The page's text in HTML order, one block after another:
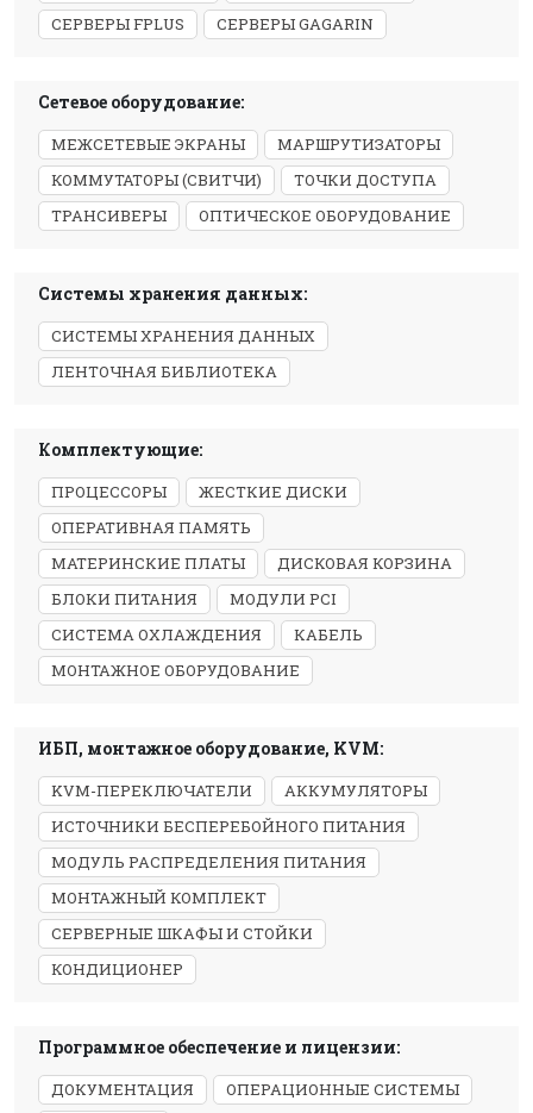
СЕРВЕРЫ FPLUS
СЕРВЕРЫ GAGARIN
Сетевое оборудование:
МЕЖСЕТЕВЫЕ ЭКРАНЫ
МАРШРУТИЗАТОРЫ
КОММУТАТОРЫ (СВИТЧИ)
ТОЧКИ ДОСТУПА
ТРАНСИВЕРЫ
ОПТИЧЕСКОЕ ОБОРУДОВАНИЕ
Системы хранения данных:
СИСТЕМЫ ХРАНЕНИЯ ДАННЫХ
ЛЕНТОЧНАЯ БИБЛИОТЕКА
Комплектующие:
ПРОЦЕССОРЫ
ЖЕСТКИЕ ДИСКИ
ОПЕРАТИВНАЯ ПАМЯТЬ
МАТЕРИНСКИЕ ПЛАТЫ
ДИСКОВАЯ КОРЗИНА
БЛОКИ ПИТАНИЯ
МОДУЛИ PCI
СИСТЕМА ОХЛАЖДЕНИЯ
КАБЕЛЬ
МОНТАЖНОЕ ОБОРУДОВАНИЕ
ИБП, монтажное оборудование, KVM:
KVM-ПЕРЕКЛЮЧАТЕЛИ
АККУМУЛЯТОРЫ
ИСТОЧНИКИ БЕСПЕРЕБОЙНОГО ПИТАНИЯ
МОДУЛЬ РАСПРЕДЕЛЕНИЯ ПИТАНИЯ
МОНТАЖНЫЙ КОМПЛЕКТ
СЕРВЕРНЫЕ ШКАФЫ И СТОЙКИ
КОНДИЦИОНЕР
Программное обеспечение и лицензии:
ДОКУМЕНТАЦИЯ
ОПЕРАЦИОННЫЕ СИСТЕМЫ